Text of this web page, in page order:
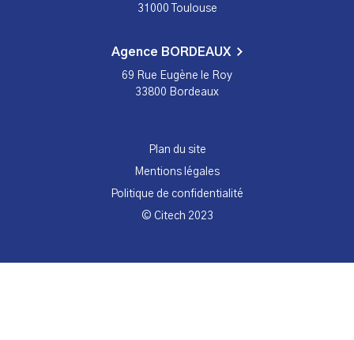
31000 Toulouse
Agence BORDEAUX
69 Rue Eugène le Roy
33800 Bordeaux
Plan du site
Mentions légales
Politique de confidentialité
© Citech 2023